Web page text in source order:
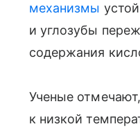
механизмы
и углозубы
содержания
Ученые
к низкой